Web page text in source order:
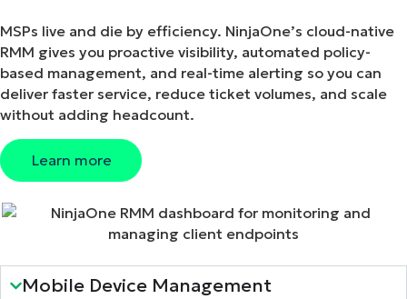
MSPs live and die by efficiency. NinjaOne’s cloud-native
RMM gives you proactive visibility, automated policy-
based management, and real-time alerting so you can
deliver faster service, reduce ticket volumes, and scale
without adding headcount.
Learn more
Mobile Device Management